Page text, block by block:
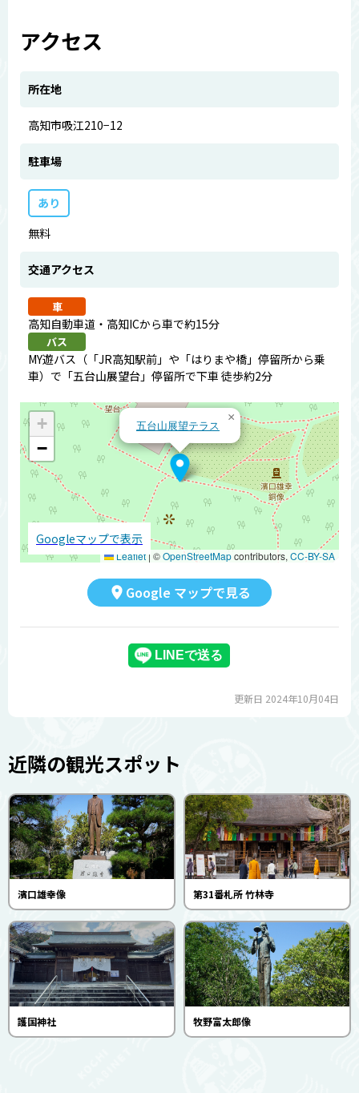
アクセス
所在地
高知市吸江210−12
駐車場
あり
無料
交通アクセス
車
高知自動車道・高知ICから車で約15分
バス
MY遊バス（「JR高知駅前」や「はりまや橋」停留所から乗
車）で「五台山展望台」停留所で下車 徒歩約2分
五台山展望テラス
×
+
−
Leaflet | ©OpenStreetMapcontributors, CC-BY-SA
Googleマップで表示
Google マップで見る
更新日 2024年10月04日
近隣の観光スポット
濱口雄幸像 第31番札所 竹林寺
護国神社 牧野富太郎像